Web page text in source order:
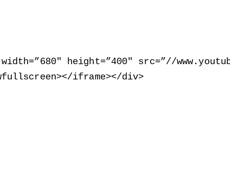
height=”400″ src=”//
></iframe></div>